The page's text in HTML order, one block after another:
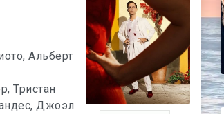
Альберт
Тристан
Джоэл